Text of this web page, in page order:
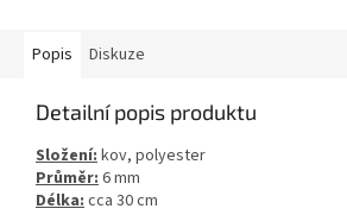
Popis Diskuze
Detailní popis produktu
Složení:kov, polyester
Průměr:6 mm
Délka:cca 30 cm